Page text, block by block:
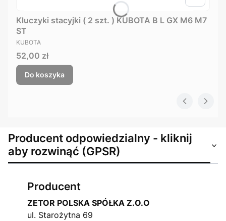
Kluczyki stacyjki ( 2 szt. ) KUBOTA B L GX M6 M7
ST
PRODUCENT
KUBOTA
Cena
52,00 zł
Do koszyka
Producent odpowiedzialny - kliknij
aby rozwinąć (GPSR)
Producent
ZETOR POLSKA SPÓŁKA Z.O.O
ul. Starożytna 69